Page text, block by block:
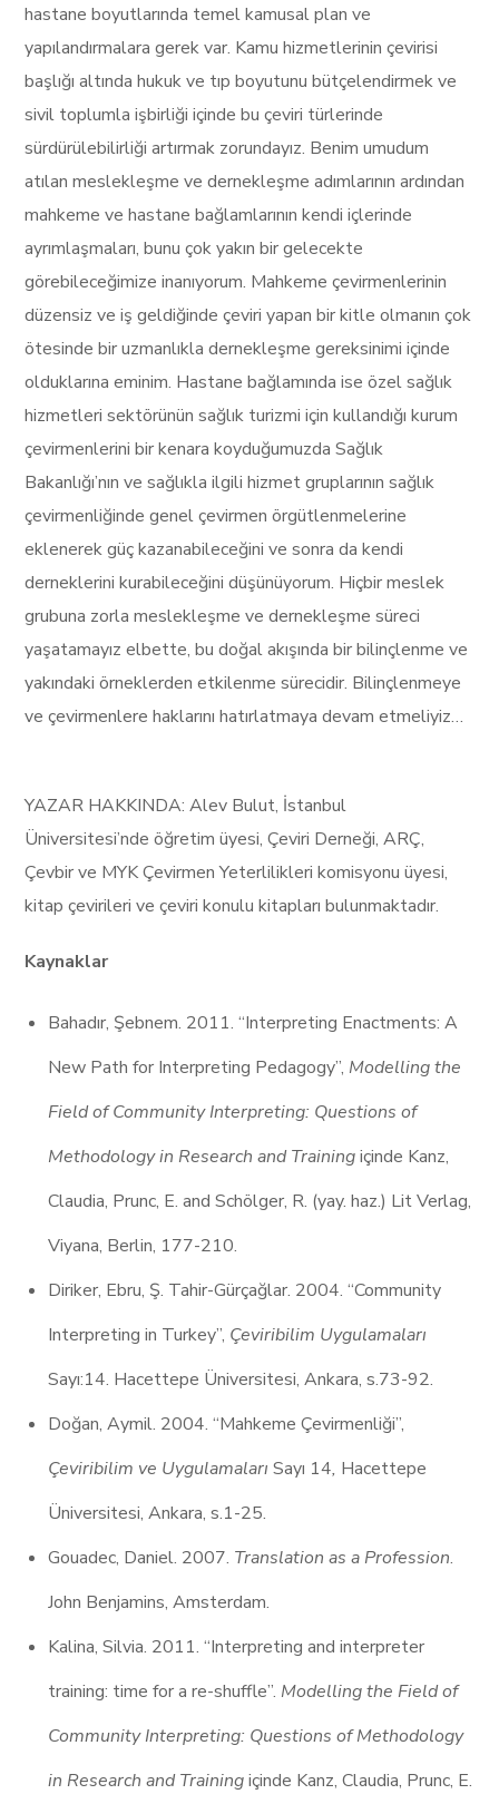
hastane boyutlarında temel kamusal plan ve
yapılandırmalara gerek var. Kamu hizmetlerinin çevirisi
başlığı altında hukuk ve tıp boyutunu bütçelendirmek ve
sivil toplumla işbirliği içinde bu çeviri türlerinde
sürdürülebilirliği artırmak zorundayız. Benim umudum
atılan meslekleşme ve dernekleşme adımlarının ardından
mahkeme ve hastane bağlamlarının kendi içlerinde
ayrımlaşmaları, bunu çok yakın bir gelecekte
görebileceğimize inanıyorum. Mahkeme çevirmenlerinin
düzensiz ve iş geldiğinde çeviri yapan bir kitle olmanın çok
ötesinde bir uzmanlıkla dernekleşme gereksinimi içinde
olduklarına eminim. Hastane bağlamında ise özel sağlık
hizmetleri sektörünün sağlık turizmi için kullandığı kurum
çevirmenlerini bir kenara koyduğumuzda Sağlık
Bakanlığı’nın ve sağlıkla ilgili hizmet gruplarının sağlık
çevirmenliğinde genel çevirmen örgütlenmelerine
eklenerek güç kazanabileceğini ve sonra da kendi
derneklerini kurabileceğini düşünüyorum. Hiçbir meslek
grubuna zorla meslekleşme ve dernekleşme süreci
yaşatamayız elbette, bu doğal akışında bir bilinçlenme ve
yakındaki örneklerden etkilenme sürecidir. Bilinçlenmeye
ve çevirmenlere haklarını hatırlatmaya devam etmeliyiz…
YAZAR HAKKINDA: Alev Bulut, İstanbul
Üniversitesi’nde öğretim üyesi, Çeviri Derneği, ARÇ,
Çevbir ve MYK Çevirmen Yeterlilikleri komisyonu üyesi,
kitap çevirileri ve çeviri konulu kitapları bulunmaktadır.
Kaynaklar
Bahadır, Şebnem. 2011. “Interpreting Enactments: A
New Path for Interpreting Pedagogy”, Modelling the
Field of Community Interpreting: Questions of
Methodology in Research and Trainingiçinde Kanz,
Claudia, Prunc, E. and Schölger, R. (yay. haz.) Lit Verlag,
Viyana, Berlin, 177-210.
Diriker, Ebru, Ş. Tahir-Gürçağlar. 2004. “Community
Interpreting in Turkey”, Çeviribilim Uygulamaları
Sayı:14. Hacettepe Üniversitesi, Ankara, s.73-92.
Doğan, Aymil. 2004. “Mahkeme Çevirmenliği”,
Çeviribilim ve UygulamalarıSayı 14, Hacettepe
Üniversitesi, Ankara, s.1-25.
Gouadec, Daniel. 2007. Translation as a Profession.
John Benjamins, Amsterdam.
Kalina, Silvia. 2011. “Interpreting and interpreter
training: time for a re-shuffle”. Modelling the Field of
Community Interpreting: Questions of Methodology
in Research and Trainingiçinde Kanz, Claudia, Prunc, E.